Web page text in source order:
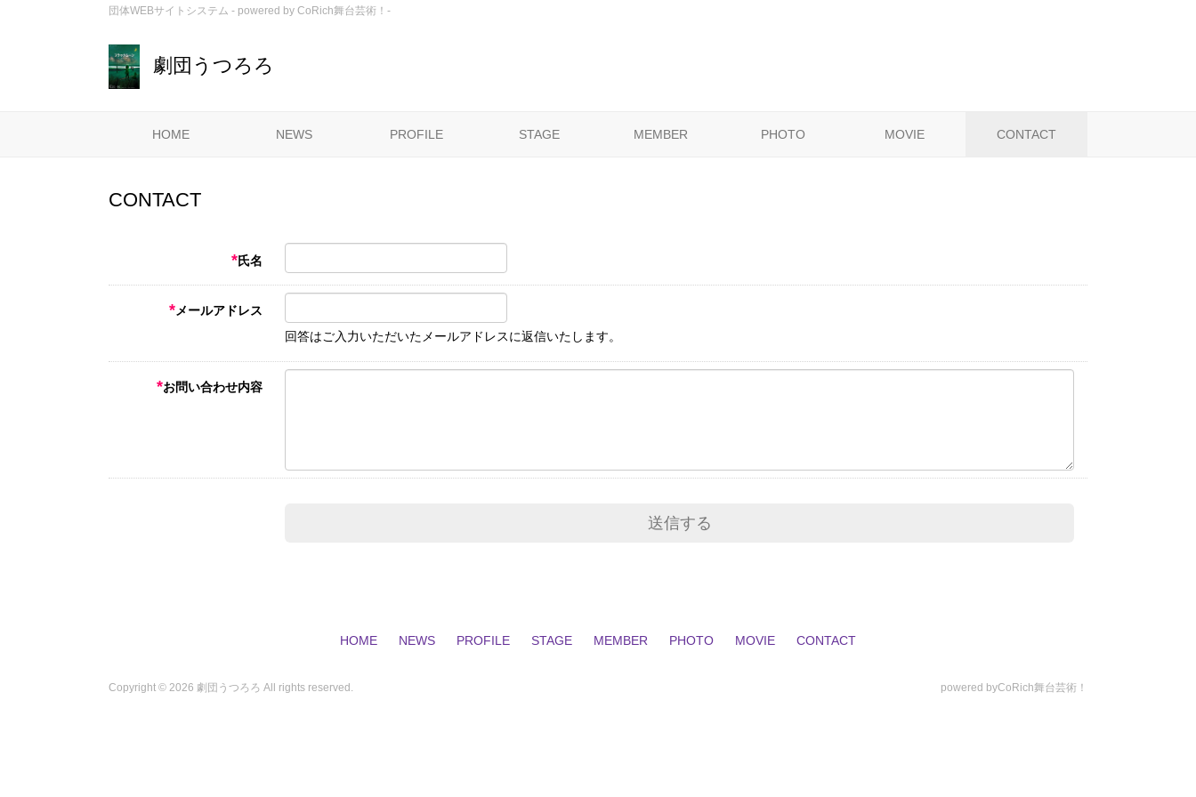
団体WEBサイトシステム - powered by CoRich舞台芸術！-
劇団うつろろ
HOME NEWS PROFILE STAGE MEMBER PHOTO MOVIE CONTACT
CONTACT
*氏名
*メールアドレス
回答はご入力いただいたメールアドレスに返信いたします。
*お問い合わせ内容
HOME NEWS PROFILE STAGE MEMBER PHOTO MOVIE CONTACT
Copyright © 2026 劇団うつろろ All rights reserved. powered byCoRich舞台芸術！